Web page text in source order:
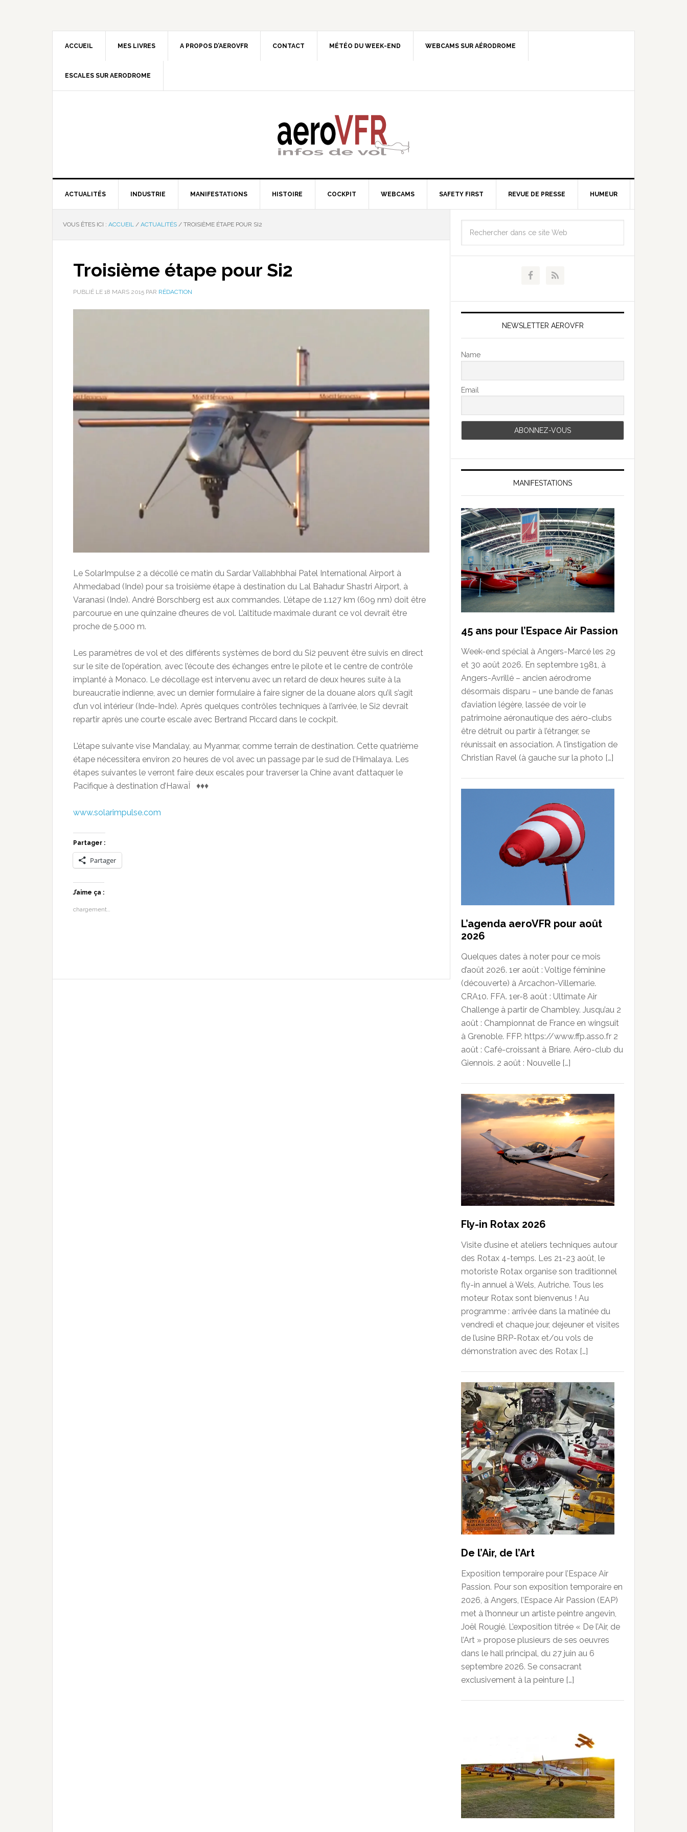
ACCUEIL MES LIVRES A PROPOS D’AEROVFR CONTACT MÉTÉO DU WEEK-END WEBCAMS SUR AÉRODROME
ESCALES SUR AERODROME
ACTUALITÉS INDUSTRIE MANIFESTATIONS HISTOIRE COCKPIT WEBCAMS SAFETY FIRST REVUE DE PRESSE HUMEUR
VOUS ÊTES ICI : ACCUEIL / ACTUALITÉS / TROISIÈME ÉTAPE POUR SI2
Troisième étape pour Si2
PUBLIÉ LE 18 MARS 2015 PAR RÉDACTION
Le SolarImpulse 2 a décollé ce matin du Sardar Vallabhbhai Patel International Airport à
Ahmedabad (Inde) pour sa troisième étape à destination du Lal Bahadur Shastri Airport, à
Varanasi (Inde). André Borschberg est aux commandes. L’étape de 1.127 km (609 nm) doit être
parcourue en une quinzaine d’heures de vol. L’altitude maximale durant ce vol devrait être
proche de 5.000 m.
Les paramètres de vol et des différents systèmes de bord du Si2 peuvent être suivis en direct
sur le site de l’opération, avec l’écoute des échanges entre le pilote et le centre de contrôle
implanté à Monaco. Le décollage est intervenu avec un retard de deux heures suite à la
bureaucratie indienne, avec un dernier formulaire à faire signer de la douane alors qu’il s’agit
d’un vol intérieur (Inde-Inde). Après quelques contrôles techniques à l’arrivée, le Si2 devrait
repartir après une courte escale avec Bertrand Piccard dans le cockpit.
L’étape suivante vise Mandalay, au Myanmar, comme terrain de destination. Cette quatrième
étape nécessitera environ 20 heures de vol avec un passage par le sud de l’Himalaya. Les
étapes suivantes le verront faire deux escales pour traverser la Chine avant d’attaquer le
Pacifique à destination d’HawaÏ ♦♦♦
www.solarimpulse.com
Partager :
Partager
J’aime ça :
chargement…
NEWSLETTER AEROVFR
Name
Email
MANIFESTATIONS
45 ans pour l’Espace Air Passion
Week-end spécial à Angers-Marcé les 29
et 30 août 2026. En septembre 1981, à
Angers-Avrillé – ancien aérodrome
désormais disparu – une bande de fanas
d’aviation légère, lassée de voir le
patrimoine aéronautique des aéro-clubs
être détruit ou partir à l’étranger, se
réunissait en association. A l’instigation de
Christian Ravel (à gauche sur la photo […]
L’agenda aeroVFR pour août
2026
Quelques dates à noter pour ce mois
d’août 2026. 1er août : Voltige féminine
(découverte) à Arcachon-Villemarie.
CRA10. FFA. 1er-8 août : Ultimate Air
Challenge à partir de Chambley. Jusqu’au 2
août : Championnat de France en wingsuit
à Grenoble. FFP. https://www.ffp.asso.fr 2
août : Café-croissant à Briare. Aéro-club du
Giennois. 2 août : Nouvelle […]
Fly-in Rotax 2026
Visite d’usine et ateliers techniques autour
des Rotax 4-temps. Les 21-23 août, le
motoriste Rotax organise son traditionnel
fly-in annuel à Wels, Autriche. Tous les
moteur Rotax sont bienvenus ! Au
programme : arrivée dans la matinée du
vendredi et chaque jour, dejeuner et visites
de l’usine BRP-Rotax et/ou vols de
démonstration avec des Rotax […]
De l’Air, de l’Art
Exposition temporaire pour l’Espace Air
Passion. Pour son exposition temporaire en
2026, à Angers, l’Espace Air Passion (EAP)
met à l’honneur un artiste peintre angevin,
Joël Rougié. L’exposition titrée « De l’Air, de
l’Art » propose plusieurs de ses oeuvres
dans le hall principal, du 27 juin au 6
septembre 2026. Se consacrant
exclusivement à la peinture […]